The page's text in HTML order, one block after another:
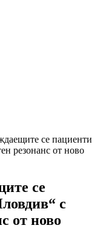
се пациенти
резонанс от ново
се
с
от ново